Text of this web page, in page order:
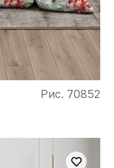
Рис. 70852